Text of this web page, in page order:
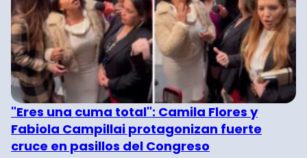
"Eres una cuma total": Camila Flores y
Fabiola Campillai protagonizan fuerte
cruce en pasillos del Congreso